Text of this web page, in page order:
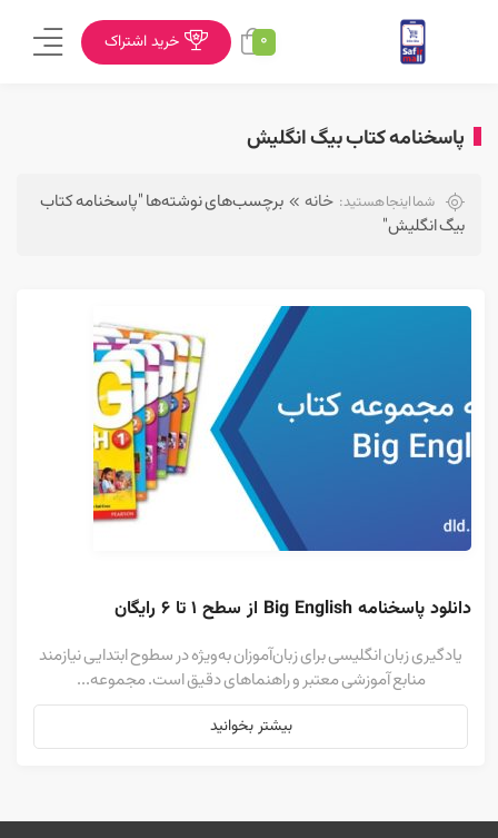
0 خرید اشتراک
پاسخنامه کتاب بیگ انگلیش
شما اینجا هستید: خانه
برچسب‌های نوشته‌ها "پاسخنامه کتاب
بیگ انگلیش"
دانلود پاسخنامه Big English از سطح ۱ تا ۶ رایگان
یادگیری زبان انگلیسی برای زبان‌آموزان به‌ویژه در سطوح ابتدایی نیازمند
منابع آموزشی معتبر و راهنماهای دقیق است. مجموعه...
بیشتر بخوانید